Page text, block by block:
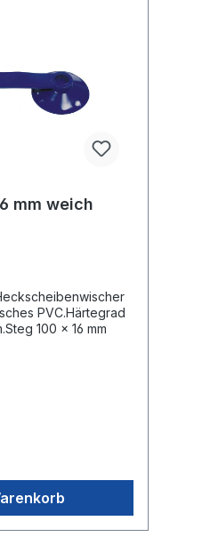
mm weich
PVC.Härtegrad
100 x 16 mm